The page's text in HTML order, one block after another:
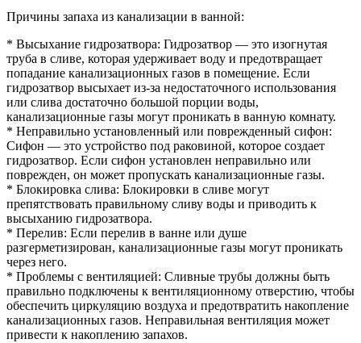
Причины запаха из канализации в ванной:
* Высыхание гидрозатвора: Гидрозатвор — это изогнутая
труба в сливе, которая удерживает воду и предотвращает
попадание канализационных газов в помещение. Если
гидрозатвор высыхает из-за недостаточного использования
или слива достаточно большой порции воды,
канализационные газы могут проникать в ванную комнату.
* Неправильно установленный или поврежденный сифон:
Сифон — это устройство под раковиной, которое создает
гидрозатвор. Если сифон установлен неправильно или
поврежден, он может пропускать канализационные газы.
* Блокировка слива: Блокировки в сливе могут
препятствовать правильному сливу воды и приводить к
высыханию гидрозатвора.
* Перелив: Если перелив в ванне или душе
разгерметизирован, канализационные газы могут проникать
через него.
* Проблемы с вентиляцией: Сливные трубы должны быть
правильно подключены к вентиляционному отверстию, чтобы
обеспечить циркуляцию воздуха и предотвратить накопление
канализационных газов. Неправильная вентиляция может
привести к накоплению запахов.